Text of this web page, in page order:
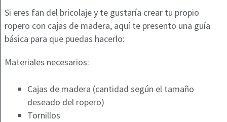
Si eres fan del bricolaje y te gustaría crear tu propio
ropero con cajas de madera, aquí te presento una guía
básica para que puedas hacerlo:
Materiales necesarios:
Cajas de madera (cantidad según el tamaño
deseado del ropero)
Tornillos